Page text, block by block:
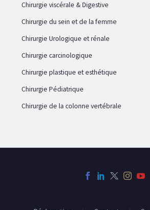
Chirurgie viscérale & Digestive
Chirurgie du sein et de la femme
Chirurgie Urologique et rénale
Chirurgie carcinologique
Chirurgie plastique et esthétique
Chirurgie Pédiatrique
Chirurgie de la colonne vertébrale